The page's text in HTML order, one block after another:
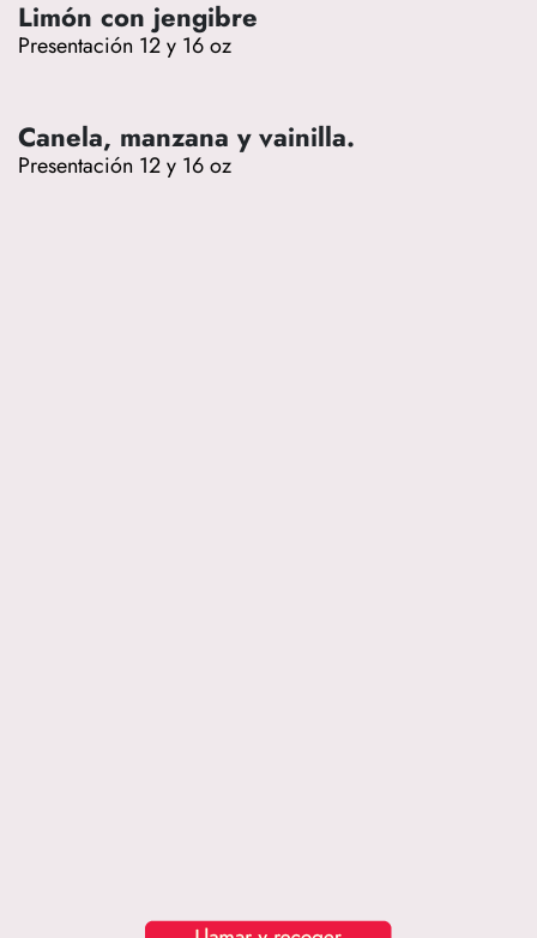
Limón con jengibre
Presentación 12 y 16 oz
Canela, manzana y vainilla.
Presentación 12 y 16 oz